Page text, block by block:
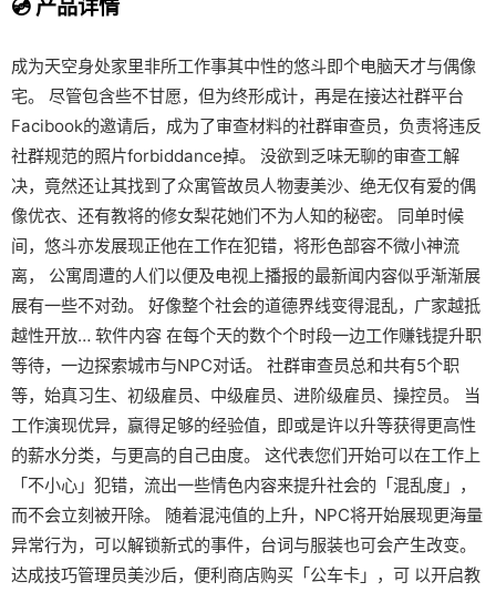
💿 产品详情
成为天空身处家里非所工作事其中性的悠斗即个电脑天才与偶像
宅。 尽管包含些不甘愿，但为终形成计，再是在接达社群平台
Facibook的邀请后，成为了审查材料的社群审查员，负责将违反
社群规范的照片forbiddance掉。 没欲到乏味无聊的审查工解
决，竟然还让其找到了众寓管故员人物妻美沙、绝无仅有爱的偶
像优衣、还有教将的修女梨花她们不为人知的秘密。 同单时候
间，悠斗亦发展现正他在工作在犯错，将形色部容不微小神流
离， 公寓周遭的人们以便及电视上播报的最新闻内容似乎渐渐展
展有一些不对劲。 好像整个社会的道德界线变得混乱，广家越抵
越性开放… 软件内容 在每个天的数个个时段一边工作赚钱提升职
等待，一边探索城市与NPC对话。 社群审查员总和共有5个职
等，始真习生、初级雇员、中级雇员、进阶级雇员、操控员。 当
工作演现优异，赢得足够的经验值，即或是许以升等获得更高性
的薪水分类，与更高的自己由度。 这代表您们开始可以在工作上
「不小心」犯错，流出一些情色内容来提升社会的「混乱度」，
而不会立刻被开除。 随着混沌值的上升，NPC将开始展现更海量
异常行为，可以解锁新式的事件，台词与服装也可会产生改变。
达成技巧管理员美沙后，便利商店购买「公车卡」，可 以开启教